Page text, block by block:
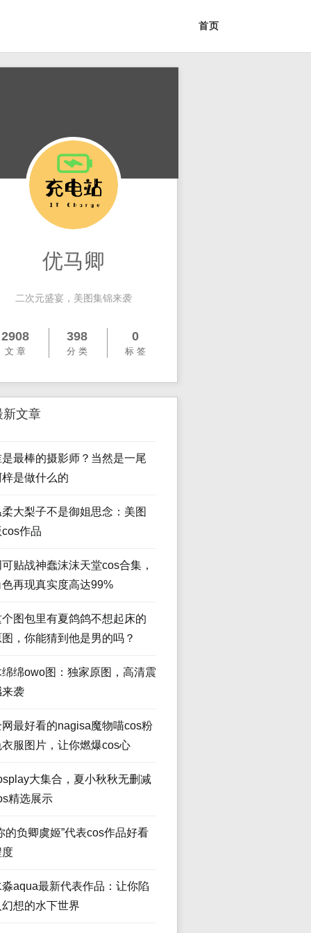
首页
优马卿
二次元盛宴，美图集锦来袭
2908
文 章
398
分 类
0
标 签
新文章
是最棒的摄影师？当然是一尾
梓是做什么的
大梨子不是御姐思念：美图
cos作品
贴战神蠢沫沫天堂cos合集，
色再现真实度高达99%
个图包里有夏鸽鸽不想起床的
，你能猜到他是男的吗？
绵绵owo图：独家原图，高清震
来袭
网最好看的nagisa魔物喵cos粉
衣服图片，让你燃爆cos心
大集合，夏小秋秋无删减
精选展示
的负卿虞姬”代表cos作品好看
度
淼aqua最新代表作品：让你陷
幻想的水下世界